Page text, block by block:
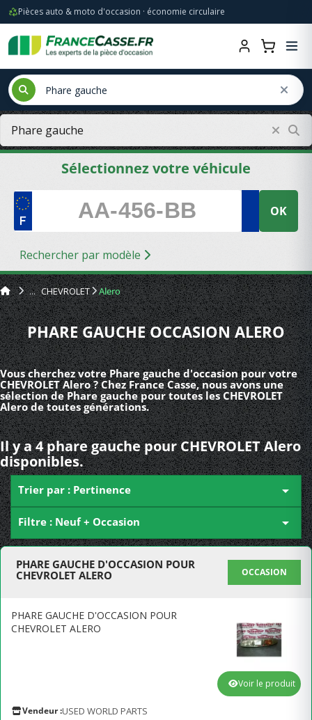
Pièces auto & moto d'occasion · économie circulaire
Sélectionnez votre véhicule
OK
Rechercher par modèle
CHEVROLET Alero
PHARE GAUCHE OCCASION ALERO
Vous cherchez votre Phare gauche d'occasion pour votre
CHEVROLET Alero ? Chez France Casse, nous avons une
sélection de Phare gauche pour toutes les CHEVROLET
Alero de toutes générations.
Il y a 4 phare gauche pour CHEVROLET Alero
disponibles.
Trier par : Pertinence 
Filtre : Neuf + Occasion 
PHARE GAUCHE D'OCCASION POUR
CHEVROLET ALERO
OCCASION
PHARE GAUCHE D'OCCASION POUR
CHEVROLET ALERO
Vendeur :USED WORLD PARTS
Voir le produit